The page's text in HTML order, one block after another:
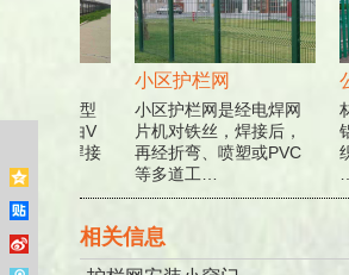
称作“Y型
”，是由V
加强型焊接
小区护栏网
小区护栏网是经电焊网
片机对铁丝，焊接后，
再经折弯、喷塑或PVC
等多道工…
相关信息